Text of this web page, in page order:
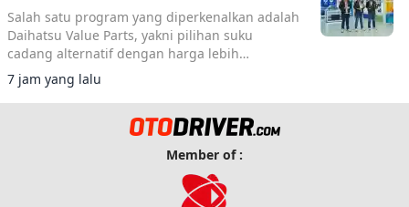
Salah satu program yang diperkenalkan adalah
Daihatsu Value Parts, yakni pilihan suku
cadang alternatif dengan harga lebih
terjangkau.
7 jam yang lalu
Member of :